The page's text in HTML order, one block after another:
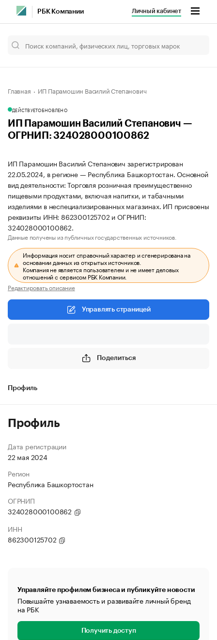
РБК Компании Личный кабинет
Главная ИП Парамошин Василий Степанович
ДЕЙСТВУЕТОБНОВЛЕНО
ИП Парамошин Василий Степанович —
ОГРНИП: 324028000100862
ИП Парамошин Василий Степанович зарегистрирован
22.05.2024, в регионе — Республика Башкортостан. Основной
вид деятельности: Торговля розничная преимущественно
пищевыми продуктами, включая напитки, и табачными
изделиями в неспециализированных магазинах. ИП присвоены
реквизиты ИНН: 862300125702 и ОГРНИП:
324028000100862.
Данные получены из публичных государственных источников.
Информация носит справочный характер и сгенерирована на
основании данных из открытых источников.
Компания не является пользователем и не имеет деловых
отношений с сервисом РБК Компании.
Редактировать описание
Управлять страницей
Поделиться
Профиль
Профиль
Дата регистрации
22 мая 2024
Регион
Республика Башкортостан
ОГРНИП
324028000100862
ИНН
862300125702
Управляйте профилем бизнеса и публикуйте новости
Повышайте узнаваемость и развивайте личный бренд
на РБК
Получить доступ